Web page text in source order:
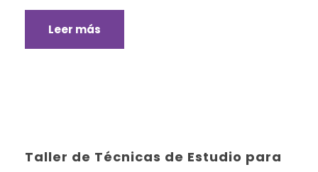
Leer más
Taller de Técnicas de Estudio para